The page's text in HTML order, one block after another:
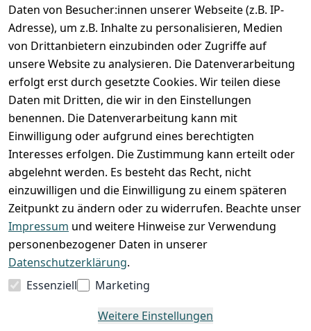
Design Couchtisch
AR-111 92x45x53 cm
Wohnzimmertisch
Tisch Ablage
Sofatisch
Sofort versandfertig,
Lieferzeit ca. 48 Stunden
ab80,00 € *
129,95 €
Design Couchtisch
HN-777
höhenverstellbar
ausziehbar Tisch
Esstisch
Sofort versandfertig,
Lieferzeit ca. 48 Stunden
ab500,00 € *
839,95 €
inkl. ges. MwSt Versandkosten
Daten von Besucher:innen unserer Webseite (z.B. IP-
Adresse), um z.B. Inhalte zu personalisieren, Medien
von Drittanbietern einzubinden oder Zugriffe auf
unsere Website zu analysieren. Die Datenverarbeitung
erfolgt erst durch gesetzte Cookies. Wir teilen diese
Daten mit Dritten, die wir in den Einstellungen
benennen. Die Datenverarbeitung kann mit
Einwilligung oder aufgrund eines berechtigten
Interesses erfolgen. Die Zustimmung kann erteilt oder
abgelehnt werden. Es besteht das Recht, nicht
einzuwilligen und die Einwilligung zu einem späteren
Zeitpunkt zu ändern oder zu widerrufen. Beachte unser
Impressum und weitere Hinweise zur Verwendung
personenbezogener Daten in unserer
Datenschutzerklärung.
Essenziell
Marketing
Weitere Einstellungen